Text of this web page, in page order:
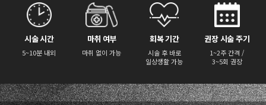
시술 시간
5~10분 내외
마취 여부
마취 없이 가능
회복 기간
시술 후 바로
일상생활 가능
권장 시술 주기
1~2주 간격 /
3~5회 권장